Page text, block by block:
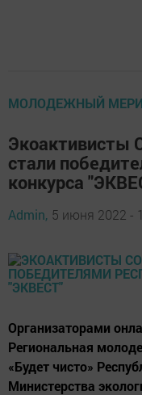
МОЛОДЕЖНЫЙ
Экоактивисты
стали
конкурса
Admin, 5 июня 2022 -
Организаторами
Региональная
«Будет чисто»
Министерства